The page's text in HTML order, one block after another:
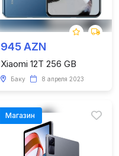
945 AZN
Xiaomi 12T 256 GB
Баку 8 апреля 2023
Магазин